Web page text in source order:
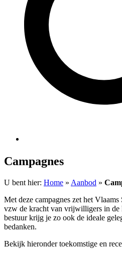
Campagnes
U bent hier: Home » Aanbod »
Met deze campagnes zet het
vzw de kracht van vrijwilligers in de
bestuur krijg je zo ook de ideale
bedanken.
Bekijk hieronder toekomstige en